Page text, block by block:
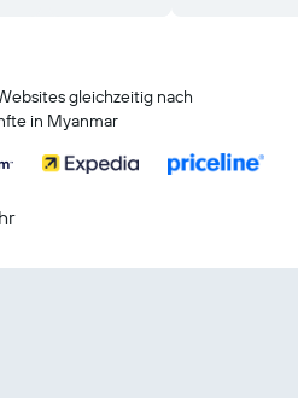
gleichzeitig nach
in Myanmar